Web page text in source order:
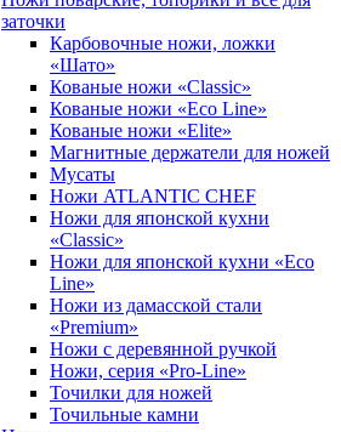
заточки
Карбовочные ножи, ложки
«Шато»
Кованые ножи «Classic»
Кованые ножи «Eco Line»
Кованые ножи «Elite»
Магнитные держатели для ножей
Мусаты
Ножи ATLANTIC CHEF
Ножи для японской кухни
«Classic»
Ножи для японской кухни «Eco
Line»
Ножи из дамасской стали
«Premium»
Ножи с деревянной ручкой
Ножи, серия «Pro-Line»
Точилки для ножей
Точильные камни